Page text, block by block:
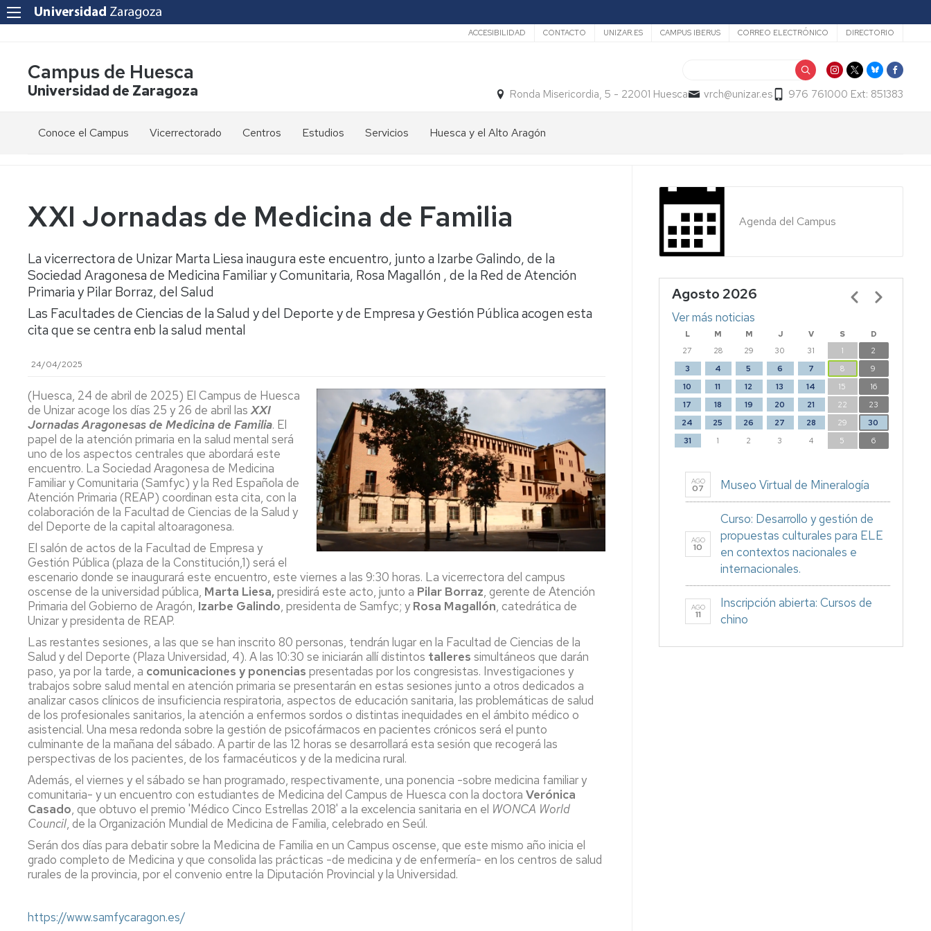
Secundario
ACCESIBILIDAD CONTACTO UNIZAR.ES CAMPUS IBERUS CORREO ELECTRÓNICO DIRECTORIO
Campus de Huesca
Universidad de Zaragoza Ronda Misericordia, 5 - 22001 Huesca vrch@unizar.es 976 761000 Ext: 851383
Conoce el Campus
Vicerrectora
Gobierno
Dónde
estamos
Imágenes
Documentos
de
referencia/Normativa
Get
to
know
us
Vicerrectorado
el
Lenguas
Cursos
de
Español
como
lengua
Extranjera
Experiencia
en
el
Campus
de
Huesca
Servicios
Secretaría
del
Vicerrectorado
Servicio
de
Internacionalización
Cultura,
Comunicación
e
Imagen
Actividades
Culturales
Comunicación
e
imagen
Actividades
e
instalaciones
deportivas
Informática
y
comunicaciones
Servicio
de
Mantenimiento
Conserjería
y
correo
interno
Unizar
Otros
servicios
en
el
Campus
Calidad
Centros Estudios
Estudios
Formación
Servicios Huesca y el Alto Aragón
Medios
de
Turismo
y
En
Huesca
el
Espacios
Servicios
para
jóvenes
XXI Jornadas de Medicina de Familia
La vicerrectora de Unizar Marta Liesa inaugura este encuentro, junto a Izarbe Galindo, de la
Sociedad Aragonesa de Medicina Familiar y Comunitaria, Rosa Magallón , de la Red de Atención
Primaria y Pilar Borraz, del Salud
Las Facultades de Ciencias de la Salud y del Deporte y de Empresa y Gestión Pública acogen esta
cita que se centra enb la salud mental
24/04/2025
(Huesca, 24 de abril de 2025) El Campus de Huesca
de Unizar acoge los días 25 y 26 de abril lasXXI
Jornadas Aragonesas de Medicina de Familia. El
papel de la atención primaria en la salud mental será
uno de los aspectos centrales que abordará este
encuentro. La Sociedad Aragonesa de Medicina
Familiar y Comunitaria (Samfyc) y la Red Española de
Atención Primaria (REAP) coordinan esta cita, con la
colaboración de la Facultad de Ciencias de la Salud y
del Deporte de la capital altoaragonesa.
El salón de actos de la Facultad de Empresa y
Gestión Pública (plaza de la Constitución,1) será el
escenario donde se inaugurará este encuentro, este viernes a las 9:30 horas. La vicerrectora del campus
oscense de la universidad pública, Marta Liesa,presidirá este acto, junto a Pilar Borraz, gerente de Atención
Primaria del Gobierno de Aragón, Izarbe Galindo, presidenta de Samfyc; y Rosa Magallón, catedrática de
Unizar y presidenta de REAP.
Las restantes sesiones, a las que se han inscrito 80 personas, tendrán lugar en la Facultad de Ciencias de la
Salud y del Deporte (Plaza Universidad, 4). A las 10:30 se iniciarán allí distintos talleres simultáneos que darán
paso, ya por la tarde, a comunicaciones y ponencias presentadas por los congresistas. Investigaciones y
trabajos sobre salud mental en atención primaria se presentarán en estas sesiones junto a otros dedicados a
analizar casos clínicos de insuficiencia respiratoria, aspectos de educación sanitaria, las problemáticas de salud
de los profesionales sanitarios, la atención a enfermos sordos o distintas inequidades en el ámbito médico o
asistencial. Una mesa redonda sobre la gestión de psicofármacos en pacientes crónicos será el punto
culminante de la mañana del sábado. A partir de las 12 horas se desarrollará esta sesión que recogerá las
perspectivas de los pacientes, de los farmacéuticos y de la medicina rural.
Además, el viernes y el sábado se han programado, respectivamente, una ponencia -sobre medicina familiar y
comunitaria- y un encuentro con estudiantes de Medicina del Campus de Huesca con la doctora Verónica
Casado, que obtuvo el premio 'Médico Cinco Estrellas 2018' a la excelencia sanitaria en el WONCA World
Council, de la Organización Mundial de Medicina de Familia, celebrado en Seúl.
Serán dos días para debatir sobre la Medicina de Familia en un Campus oscense, que este mismo año inicia el
grado completo de Medicina y que consolida las prácticas -de medicina y de enfermería- en los centros de salud
rurales de la provincia, por el convenio entre la Diputación Provincial y la Universidad.
https://www.samfycaragon.es/
Agenda del Campus
Agosto 2026
L M M J V S
D
27
28 29 30 31 1
2
3
4 5 6 7 8
9
10
11 12 13 14 15
16
17
18 19 20 21 22
23
24
25 26 27 28 29
30
31
1 2 3 4 5 6
Paginación
Ver más noticias
AGO
07 Museo Virtual de Mineralogía
AGO
10
Curso: Desarrollo y gestión de
propuestas culturales para ELE
en contextos nacionales e
internacionales.
AGO
11
Inscripción abierta: Cursos de
chino